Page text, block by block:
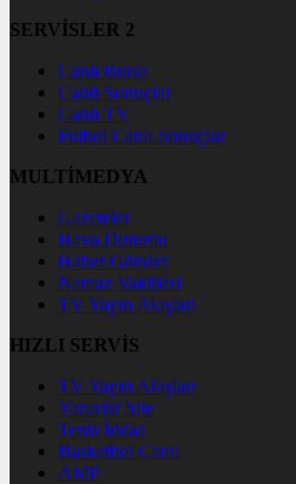
SERVİSLER 2
Canlı Borsa
Canlı Sonuçlar
Canlı TV
Futbol Canlı Sonuçlar
MULTİMEDYA
Gazeteler
Hava Durumu
Haber Gönder
Namaz Vakitleri
TV Yayın Akışları
HIZLI SERVİS
TV Yayın Akışları
Yazarlar Site
Tenis İddaa
Basketbol Canlı
AMP